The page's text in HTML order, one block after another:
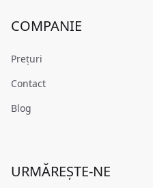
COMPANIE
Prețuri
Contact
Blog
URMĂREȘTE-NE